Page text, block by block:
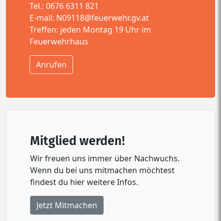
Tel.: 0676 6311 821
E-mail: N09118@feuerwehr.gv.at
Treffen: jeden Montag 19 Uhr im
Feuerwehrhaus
Anrufen
Mitglied werden!
Wir freuen uns immer über Nachwuchs.
Wenn du bei uns mitmachen möchtest
findest du hier weitere Infos.
Jetzt Mitmachen